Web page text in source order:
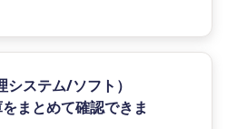
ステム/ソフト）
まとめて確認できま